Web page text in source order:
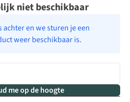
niet beschikbaar
achter en we sturen je een
weer beschikbaar is.
me op de hoogte